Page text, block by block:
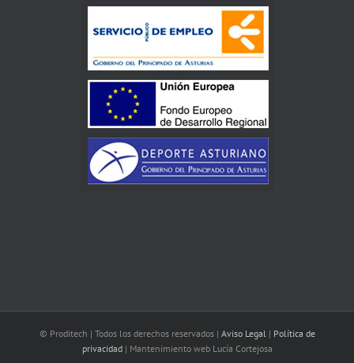
© Proditech | Todos los derechos reservados | Aviso Legal | Política de
privacidad| Mantenimiento web Lucía Cortejosa